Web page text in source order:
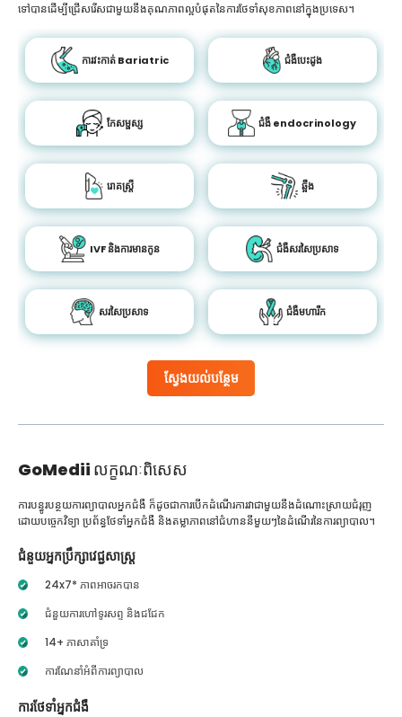
ស្វែងយល់បន្ថែម
ទៅបានដើម្បីជ្រើសរើសជាមួយនឹងគុណភាពល្អបំផុតនៃការថែទាំសុខភាពនៅក្នុងប្រទេស។
ការវះកាត់ Bariatric ជំងឺបេះដូង
កែសម្ផស្ស ជំងឺ endocrinology
រោគស្ត្រី ឆ្អឹង
IVF និងការមានកូន ជំងឺសរសៃប្រសាទ
សរសៃប្រសាទ ជំងឺមហារីក
GoMedii លក្ខណៈពិសេស
ការបន្ធូរបន្ថយការព្យាបាលអ្នកជំងឺ ក៏ដូចជាការបើកដំណើរការវាជាមួយនឹងដំណោះស្រាយជំរុញ
ដោយបច្ចេកវិទ្យា ប្រព័ន្ធថែទាំអ្នកជំងឺ និងតម្លាភាពនៅជំហាននីមួយៗនៃដំណើរនៃការព្យាបាល។
ជំនួយអ្នកប្រឹក្សាវេជ្ជសាស្ត្រ
24x7* ភាពអាចរកបាន
ជំនួយការហៅទូរសព្ទ និងជជែក
14+ ភាសាគាំទ្រ
ការណែនាំអំពីការព្យាបាល
ការថែទាំអ្នកជំងឺ